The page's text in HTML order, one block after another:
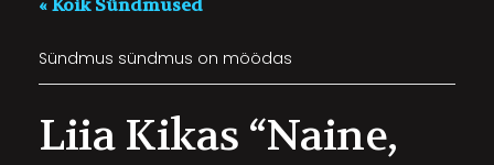
« Kõik Sündmused
Sündmus sündmus on möödas
Liia Kikas “Naine,